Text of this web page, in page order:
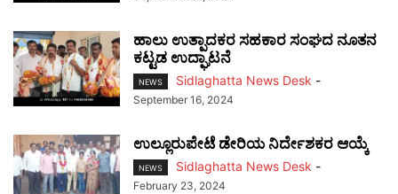
ಹಾಲು ಉತ್ಪಾದಕರ ಸಹಕಾರ ಸಂಘದ ನೂತನ
ಕಟ್ಟಡ ಉದ್ಘಾಟನೆ
NEWS Sidlaghatta News Desk -
September 16, 2024
ಉಲ್ಲೂರುಪೇಟೆ ಡೇರಿಯ ನಿರ್ದೇಶಕರ ಆಯ್ಕೆ
NEWS Sidlaghatta News Desk -
February 23, 2024